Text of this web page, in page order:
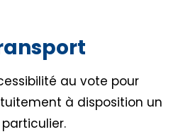
au vote pour
à disposition un